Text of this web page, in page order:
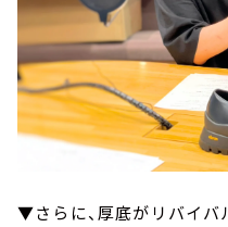
▼さらに、厚底がリバイバ